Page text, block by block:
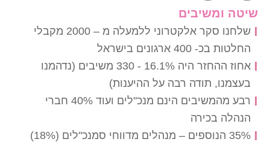
שיטה ומשיבים
שלחנו סקר אלקטרוני ללמעלה מ – 2000 מקבלי
החלטות בכ- 400 ארגונים בישראל
אחוז ההחזר היה 16.1% - 330 משיבים (נדהמנו
בעצמנו, תודה רבה על ההיענות)
רבע מהמשיבים הינם מנכ"לים ועוד 40% חברי
הנהלה בכירה
35% הנוספים – מנהלים מדווחי סמנכ"לים (18%)